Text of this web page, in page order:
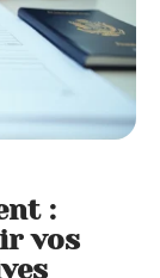
:
vos